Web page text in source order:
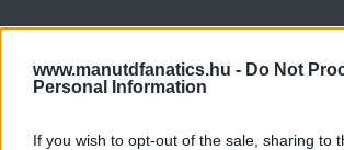
www.manutdfanatics.hu - Do Not
Personal Information
If you wish to opt-out of the sale, sharing to